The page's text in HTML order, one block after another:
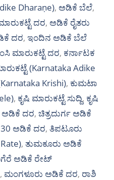
Dharaṇe), ಅಡಿಕೆ ಬೆಲೆ,
ದರ, ಅಡಿಕೆ ರೈತರು
ದರ, ಇಂದಿನ ಅಡಿಕೆ ಬೆಲೆ
ಮಾರುಕಟ್ಟೆ ದರ, ಕರ್ನಾಟಕ
(Karnataka Adike
Krishi), ಕುಮಟಾ
, ಕೃಷಿ ಮಾರುಕಟ್ಟೆ ಸುದ್ದಿ, ಕೃಷಿ
ಅಡಿಕೆ ದರ, ಚಿತ್ರದುರ್ಗ ಅಡಿಕೆ
30 ಅಡಿಕೆ ದರ, ತಿಪಟೂರು
, ತುಮಕೂರು ಅಡಿಕೆ
ಅಡಿಕೆ ರೇಟ್
, ಮಂಗಳೂರು ಅಡಿಕೆ ದರ, ರಾಶಿ